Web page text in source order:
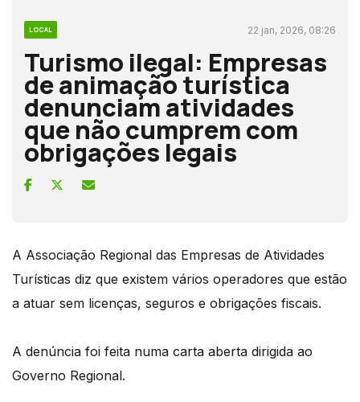
LOCAL 22 jan, 2026, 08:26
Turismo ilegal: Empresas
de animação turística
denunciam atividades
que não cumprem com
obrigações legais
A Associação Regional das Empresas de Atividades
Turísticas diz que existem vários operadores que estão
a atuar sem licenças, seguros e obrigações fiscais.
A denúncia foi feita numa carta aberta dirigida ao
Governo Regional.